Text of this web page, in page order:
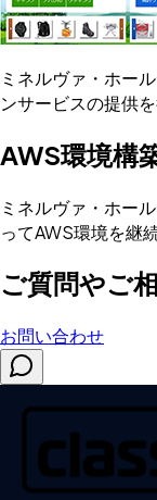
ミネルヴァ・ホー
ンサービスの提供
AWS環境構
ミネルヴァ・ホー
ってAWS環境を継
ご質問やご
お問い合わせ